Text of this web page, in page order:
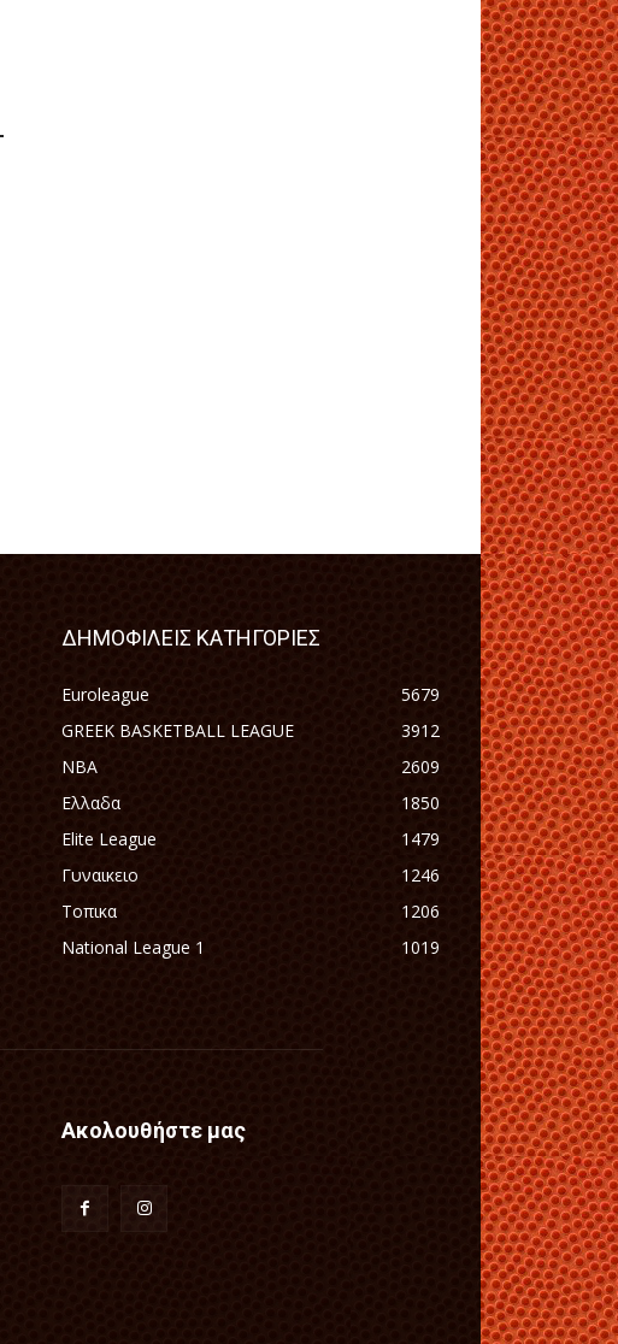
ΔΗΜΟΦΙΛΕΙΣ ΚΑΤΗΓΟΡΙΕΣ
Euroleague
5679
GREEK BASKETBALL LEAGUE
3912
NBA
2609
Ελλαδα
1850
Elite League
1479
Γυναικειο
1246
Τοπικα
1206
National League 1
1019
Ακολουθήστε μας